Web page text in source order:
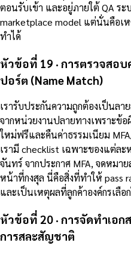
ตอนรับเข้า และอยู่ภายใต้ QA ร
marketplace model แต่นั่นคือเ
ทำได้
หัวข้อที่ 19 · การตรวจสอ
ปอร์ต (Name Match)
เรารับประกันความถูกต้องเป็นล
จากหน่วยงานปลายทางเพราะข้อ
ใหม่ฟรีและคืนค่าธรรมเนียม
เรามี checklist เฉพาะของแต่ล
จันทร์ จากประกาศ MFA, จดหมา
หน้าที่กงสุล นี่คือสิ่งที่ทำให้ pass
และเป็นเหตุผลที่ลูกค้าองค์กรเลือ
หัวข้อที่ 20 · การจัดทำเอ
การสละสัญชาติ